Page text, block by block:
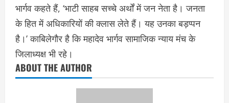
भार्गव कहते हैं, ‘भाटी साहब सच्चे अर्थों में जन नेता है। जनता
के हित में अधिकारियों की क्लास लेते हैं। यह उनका बड़प्पन
है।’ काबिलेगौर है कि महादेव भार्गव सामाजिक न्याय मंच के
जिलाध्यक्ष भी रहे।
ABOUT THE AUTHOR